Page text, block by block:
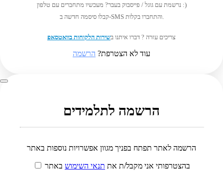
נרשמת עם גוגל / פייסבוק בעבר? מעכשיו מתחברים עם טלפון :)
קבלו סיסמה חדשה ב-SMS והתחברו בקלות.
צריכים עזרה ? דברו איתנו בשירות הלקוחות בוואטסאפ
עוד לא הצטרפת? הרשמה
הרשמה לתלמידים
הרשמה לאתר תפתח בפניך מגוון אפשרויות נוספות באתר
בהצטרפותי אני מקבל/ת את תנאי השימוש באתר